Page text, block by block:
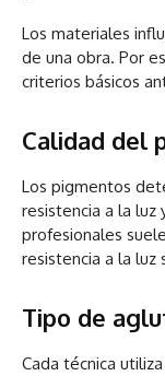
Los materiales
de una obra. Por
criterios básicos
Calidad del
Los pigmentos
resistencia a la luz
profesionales
resistencia a la luz
Tipo de
Cada técnica